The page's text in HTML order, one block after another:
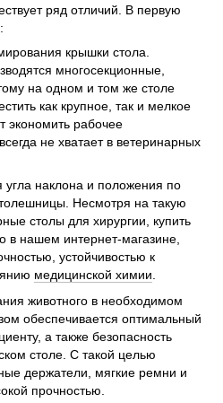
ряд отличий. В первую
крышки стола.
многосекционные,
на одном и том же столе
как крупное, так и мелкое
экономить рабочее
не хватает в ветеринарных
угла наклона и положения по
Несмотря на такую
столы для хирургии, купить
в нашем интернет-магазине,
устойчивостью к
медицинской химии
животного в необходимом
обеспечивается оптимальный
а также безопасность
столе. С такой целью
держатели, мягкие ремни и
прочностью.